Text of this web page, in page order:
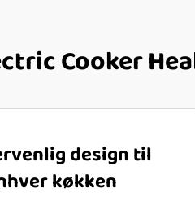
Cooker
design til
køkken